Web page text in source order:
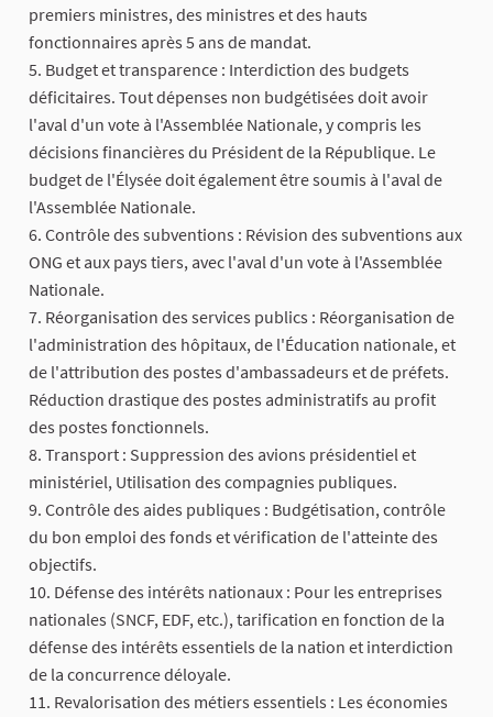
premiers ministres, des ministres et des hauts
fonctionnaires après 5 ans de mandat.
5. Budget et transparence : Interdiction des budgets
déficitaires. Tout dépenses non budgétisées doit avoir
l'aval d'un vote à l'Assemblée Nationale, y compris les
décisions financières du Président de la République. Le
budget de l'Élysée doit également être soumis à l'aval de
l'Assemblée Nationale.
6. Contrôle des subventions : Révision des subventions aux
ONG et aux pays tiers, avec l'aval d'un vote à l'Assemblée
Nationale.
7. Réorganisation des services publics : Réorganisation de
l'administration des hôpitaux, de l'Éducation nationale, et
de l'attribution des postes d'ambassadeurs et de préfets.
Réduction drastique des postes administratifs au profit
des postes fonctionnels.
8. Transport : Suppression des avions présidentiel et
ministériel, Utilisation des compagnies publiques.
9. Contrôle des aides publiques : Budgétisation, contrôle
du bon emploi des fonds et vérification de l'atteinte des
objectifs.
10. Défense des intérêts nationaux : Pour les entreprises
nationales (SNCF, EDF, etc.), tarification en fonction de la
défense des intérêts essentiels de la nation et interdiction
de la concurrence déloyale.
11. Revalorisation des métiers essentiels : Les économies